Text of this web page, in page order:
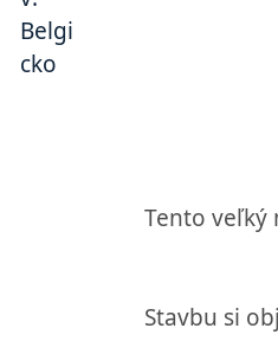
Tento veľký
Stavbu si